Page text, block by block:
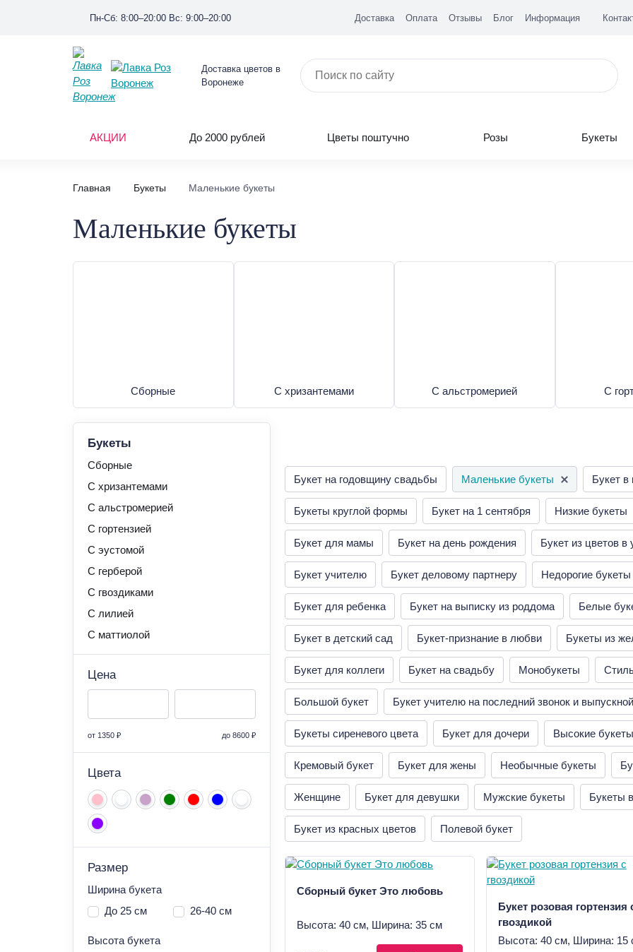
Пн-Сб: 8:00–20:00 Вс: 9:00–20:00 Доставка Оплата Отзывы Блог Информация
Доставка цветов в
Воронеже
АКЦИИ До 2000 рублей Цветы поштучно Розы Букеты
Главная Букеты Маленькие букеты
Маленькие букеты
Сборные С хризантемами С альстромерией С
Букеты
Сборные
С хризантемами
С альстромерией
С гортензией
С эустомой
С герберой
С гвоздиками
С лилией
С маттиолой
Цена
от 1350 ₽ до 8600 ₽
Цвета
Размер
Ширина букета
До 25 см
26-40 см
Высота букета
Букет на годовщину свадьбы Маленькие букеты Букет в
Букеты круглой формы Букет на 1 сентября Низкие букеты
Букет для мамы Букет на день рождения Букет из цветов в
Букет учителю Букет деловому партнеру Недорогие букеты
Букет для ребенка Букет на выписку из роддома Белые
Букет в детский сад Букет-признание в любви Букеты из
Букет для коллеги Букет на свадьбу Монобукеты
Большой букет Букет учителю на последний звонок и выпускной
Букеты сиреневого цвета Букет для дочери Высокие букеты
Кремовый букет Букет для жены Необычные букеты
Женщине Букет для девушки Мужские букеты Букеты
Букет из красных цветов Полевой букет
Сборный букет Это любовь
Высота: 40 см, Ширина: 35 см
Букет розовая гортензия
гвоздикой
Высота: 40 см, Ширина: 15